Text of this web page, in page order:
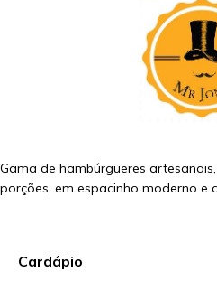
Gama de hambúrgueres
porções, em espacinho moderno e
Cardápio